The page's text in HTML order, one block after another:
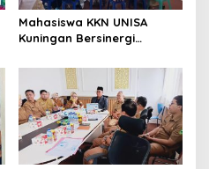
Mahasiswa KKN UNISA
Kuningan Bersinergi
Puskesmas, Fokus Edukasi
ASI, Cegah Stunting hingga
Perawatan Lansia